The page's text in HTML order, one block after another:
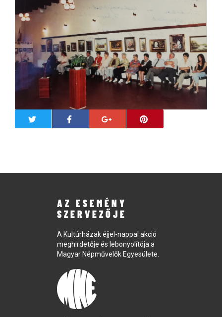
AZ ESEMÉNY
SZERVEZŐJE
A Kultúrházak éjjel-nappal akció
meghirdetője és lebonyolítója a
Magyar Népművelők Egyesülete.